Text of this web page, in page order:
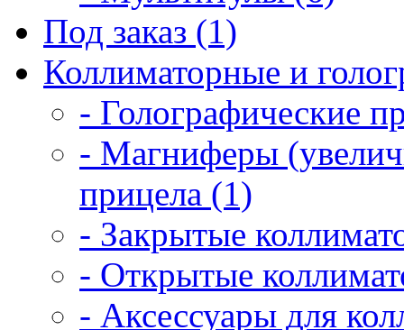
Под заказ (1)
Коллиматорные и
- Голографические
- Магниферы
прицела (1)
- Закрытые
- Открытые
- Аксессуары для